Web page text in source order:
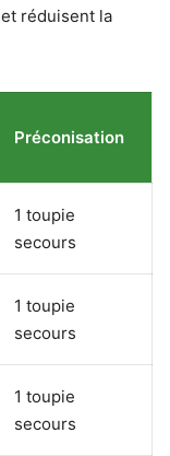
réduisent la
Préconisation
1 toupie
secours
1 toupie
secours
1 toupie
secours